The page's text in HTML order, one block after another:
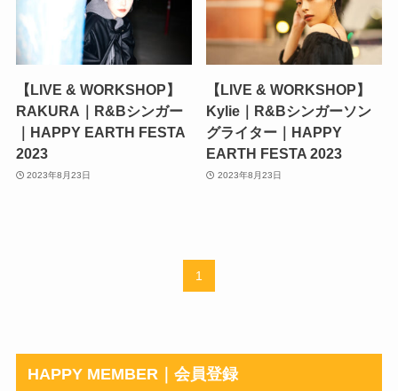
【LIVE & WORKSHOP】
RAKURA｜R&Bシンガー
｜HAPPY EARTH FESTA
2023
2023年8月23日
【LIVE & WORKSHOP】
Kylie｜R&Bシンガーソン
グライター｜HAPPY
EARTH FESTA 2023
2023年8月23日
1
HAPPY MEMBER｜会員登録